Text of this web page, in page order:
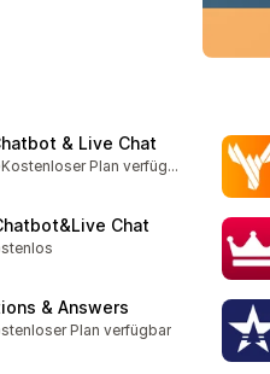
& Live Chat
insgesamt Kostenloser Plan verfügbar
Chat
insgesamt
& Answers
insgesamtPlan verfügbar